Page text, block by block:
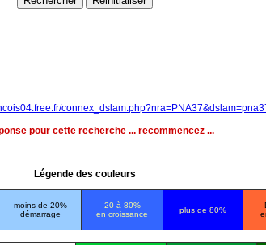
pour cette recherche ... recommencez ...
Légende des couleurs
moins de 20%
démarrage
20 à 80%
en croissance
plus de 80%